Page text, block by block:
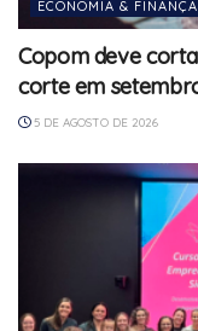
ECONOMIA &
Copom deve
corte em
5 DE AGOSTO DE 2026